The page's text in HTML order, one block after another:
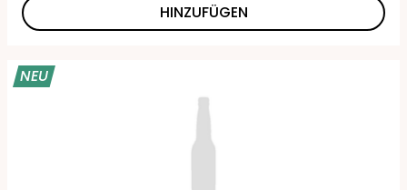
HINZUFÜGEN
NEU